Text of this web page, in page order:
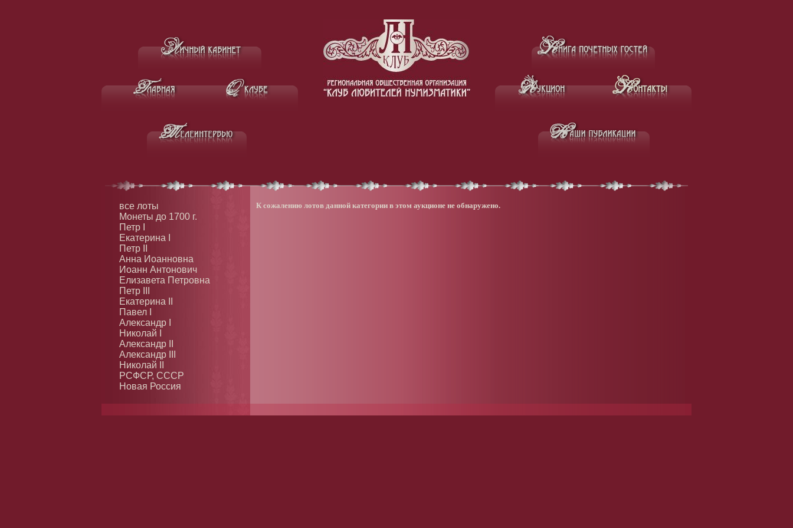
все лоты
Монеты до 1700 г.
Петр I
Екатерина I
Петр II
Анна Иоанновна
Иоанн Антонович
Елизавета Петровна
Петр III
Екатерина II
Павел I
Александр I
Николай I
Александр II
Александр III
Николай II
РСФСР, СССР
Новая Россия
К сожалению лотов данной категории в этом аукционе не обнаружено.